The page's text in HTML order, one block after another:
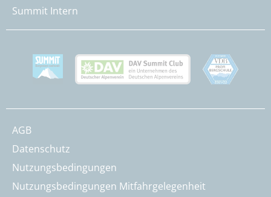
Summit Intern
AGB
Datenschutz
Nutzungsbedingungen
Nutzungsbedingungen Mitfahrgelegenheit